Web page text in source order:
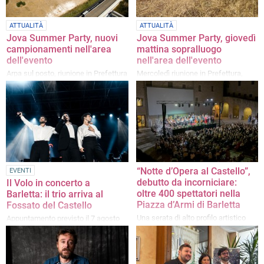
ATTUALITÀ
Jova Summer Party, nuovi
campionamenti nell'area
dell'evento
Arpa sul posto, riunione in Prefettura
per il Piano Sicurezza
ATTUALITÀ
Jova Summer Party, giovedì
mattina sopralluogo
nell'area dell'evento
Mercoledì riunione in Prefettura,
filtra ottimismo da Palazzo di Città
EVENTI
Il Volo in concerto a
Barletta: il trio arriva al
Fossato del Castello
Appuntamento previsto il 7 agosto
“Notte d’Opera al Castello”,
debutto da incorniciare:
oltre 400 spettatori nella
Piazza d’Armi di Barletta
Una serata di alto profilo artistico
con l'Apulia Sinfonietta Orchestra e
giovani interpreti internazionali